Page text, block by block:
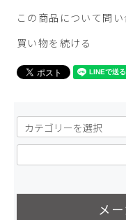
この商品について問い
買い物を続ける
メ